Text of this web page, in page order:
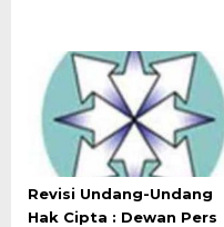
Revisi Undang-Undang
Hak Cipta : Dewan Pers